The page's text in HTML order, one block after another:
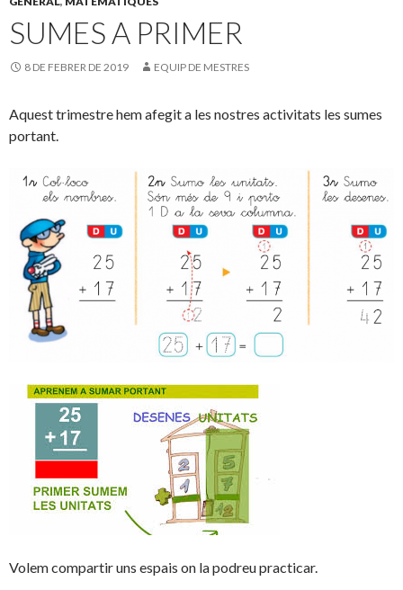
o
k
te
ix
SUMES A PRIMER
8 DE FEBRER DE 2019 EQUIP DE MESTRES
Aquest trimestre hem afegit a les nostres activitats les sumes
portant.
Volem compartir uns espais on la podreu practicar.